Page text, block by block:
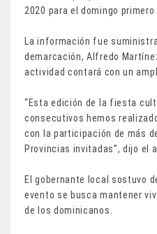
2020 para el domingo primero
La información fue
demarcación, Alfredo
actividad contará con un
“Esta edición de la fiesta
consecutivos hemos
con la participación de más
Provincias invitadas”, dijo el
El gobernante local sostuvo
evento se busca mantener
de los dominicanos.